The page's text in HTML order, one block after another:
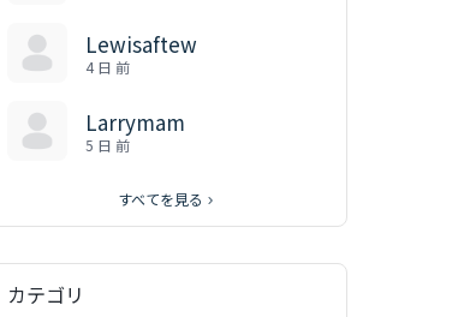
Lewisaftew
4 日 前
Larrymam
5 日 前
すべてを見る
カテゴリ